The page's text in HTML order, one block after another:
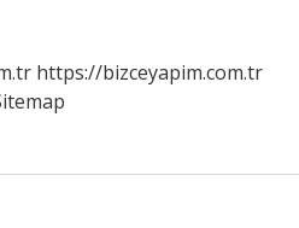
https://bizceyapim.com.tr